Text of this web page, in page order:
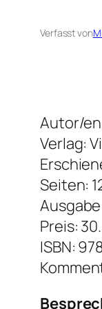
Verfasst von
Autor/
Verlag:
Seiten:
Preis:
ISBN: